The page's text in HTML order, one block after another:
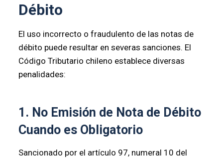
Débito
El uso incorrecto o fraudulento de las notas de
débito puede resultar en severas sanciones. El
Código Tributario chileno establece diversas
penalidades:
1. No Emisión de Nota de Débito
Cuando es Obligatorio
Sancionado por el artículo 97, numeral 10 del